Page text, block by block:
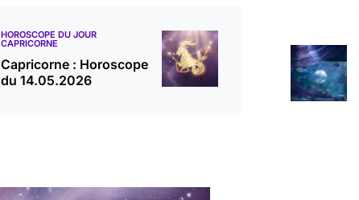
HOROSCOPE DU JOUR
CAPRICORNE
Capricorne : Horoscope
du 14.05.2026